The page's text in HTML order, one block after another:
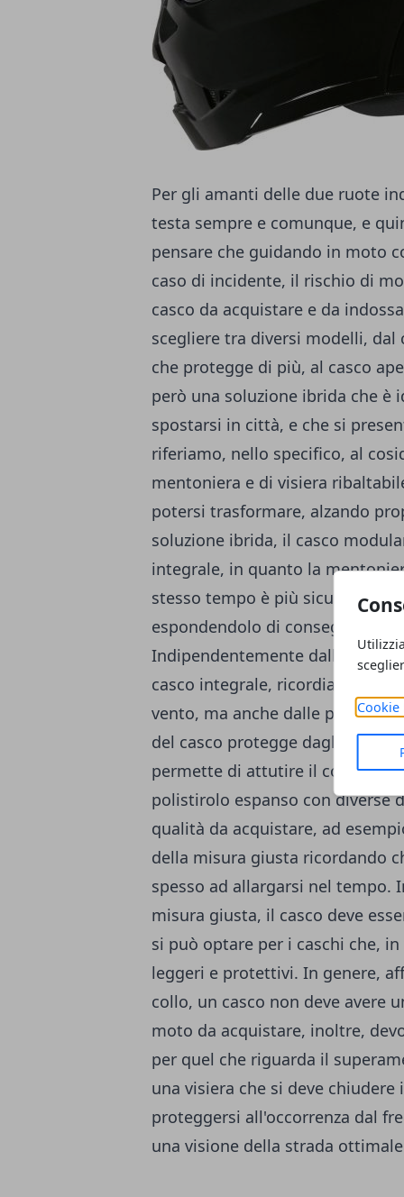
Cookie
Per gli amanti delle due ruote
testa sempre e comunque, e
pensare che guidando in moto
caso di incidente, il rischio di
casco da acquistare e da
scegliere tra diversi modelli, dal
che protegge di più, al casco
però una soluzione ibrida che è
spostarsi in città, e che si
riferiamo, nello specifico, al
mentoniera e di visiera
potersi trasformare, alzando
soluzione ibrida, il casco
integrale, in quanto la
stesso tempo è più sicuro del
espondendolo di conseguenza
Indipendentemente dalla scelta
casco integrale, ricordiamo che
vento, ma anche dalle polveri e
del casco protegge dagli urti
permette di attutire il colpo in
polistirolo espanso con diverse
qualità da acquistare, ad
della misura giusta ricordando
spesso ad allargarsi nel tempo.
misura giusta, il casco deve
si può optare per i caschi che,
leggeri e protettivi. In genere,
collo, un casco non deve avere
moto da acquistare, inoltre,
per quel che riguarda il
una visiera che si deve
proteggersi all'occorrenza dal
una visione della strada